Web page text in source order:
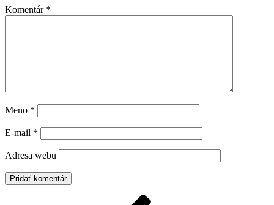
Komentár *
Meno *
E-mail *
Adresa webu